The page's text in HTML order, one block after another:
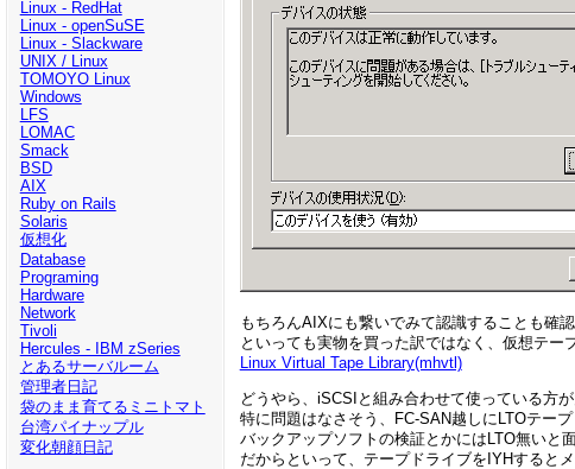
Linux - RedHat
Linux - openSuSE
Linux - Slackware
UNIX / Linux
TOMOYO Linux
Windows
LFS
LOMAC
Smack
BSD
AIX
Ruby on Rails
Solaris
仮想化
Database
Programing
Hardware
Network
Tivoli
Hercules - IBM zSeries
とあるサーバルーム
管理者日記
袋のまま育てるミニトマト
台湾パイナップル
変化朝顔日記
もちろんAIXにも繋いでみて認識することも確認
といっても実物を買った訳ではなく、仮想テー
Linux Virtual Tape Library(mhvtl)
どうやら、iSCSIと組み合わせて使っている方
特に問題はなさそう、FC-SAN越しにLTOテー
バックアップソフトの検証とかにはLTO無いと
だからといって、テープドライブをIYHすると